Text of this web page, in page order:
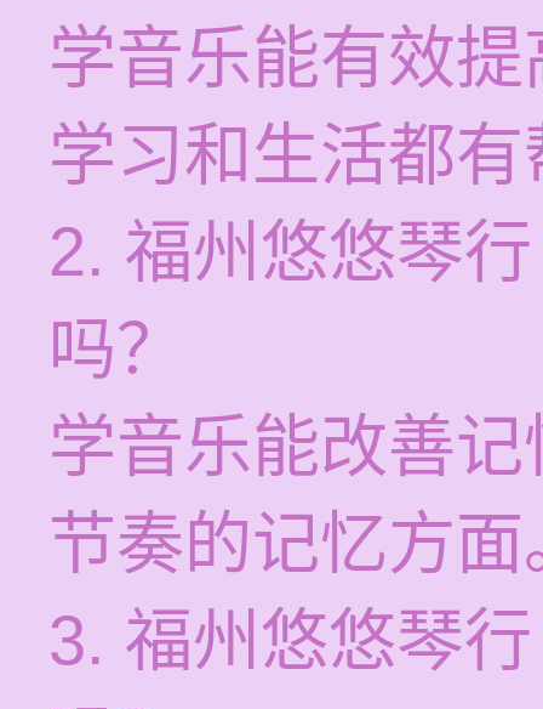
学音乐能有效
学习和生活都
2. 福州悠悠琴
吗？
学音乐能改善
节奏的记忆方面
3. 福州悠悠琴